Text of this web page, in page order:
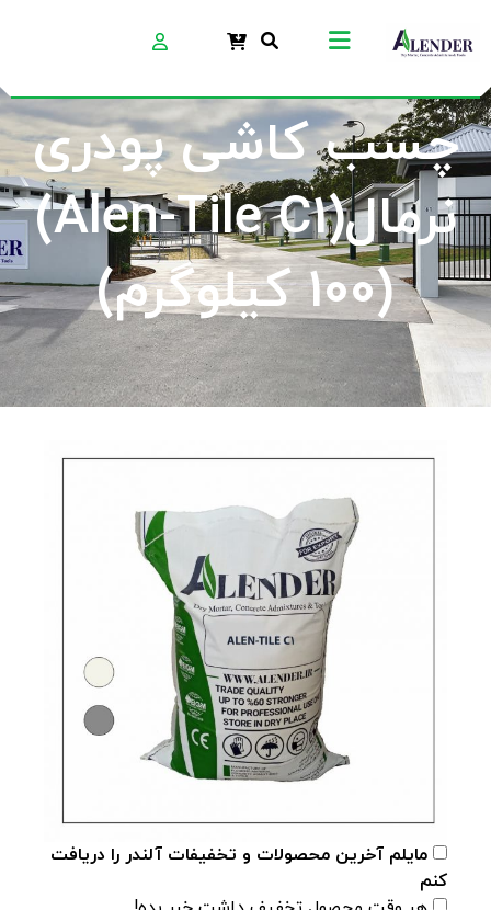
چسب کاشی پودری
نرمال(Alen-Tile C1)
(100 کیلوگرم)
مایلم آخرین محصولات و تخفیفات آلندر را دریافت
کنم